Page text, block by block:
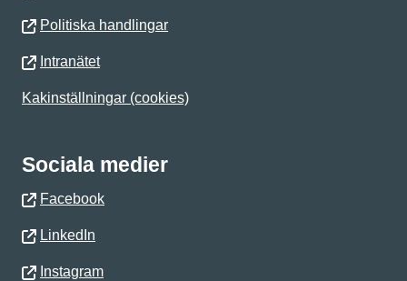
Politiska handlingar
Intranätet
Kakinställningar (cookies)
Sociala medier
Facebook
LinkedIn
Instagram